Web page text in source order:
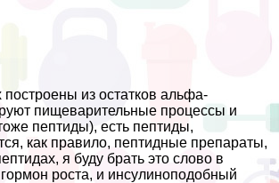
из остатков альфа-
пищеварительные процессы и
пептиды), есть пептиды,
как правило, пептидные препараты,
я буду брать это слово в
роста, и инсулиноподобный